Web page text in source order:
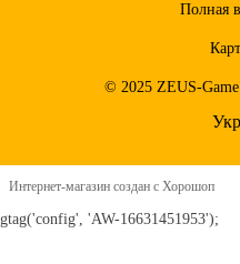
Полная
© 2025 ZEUS-
Укр
Интернет-магазин создан с Хорошоп
gtag('config', 'AW-16631451953');